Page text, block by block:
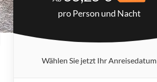
pro Person und Nacht
Wählen Sie jetzt Ihr Anreisedatum